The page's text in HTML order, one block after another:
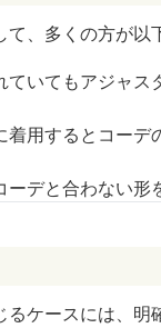
、多くの方が以
ていてもアジャ
着用するとコー
ーデと合わない
ケースには、明